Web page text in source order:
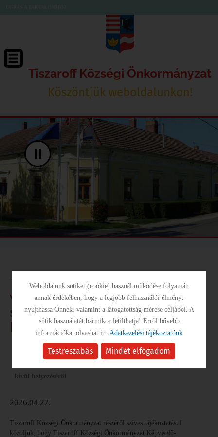
Tiszaroff Községi Önkormányzat
Köszöntjük weboldalunkon!
II
Tájékoztatás a helyi önazonosság
védelméről szóló 17/2025. (XII.15.)
számú önkormányzati rendelet
hatályon kívül helyezéséről
Tájékoztatás a helyi önazonosság védelméről szóló
kívül helyezéséről
2026.04.27.
Tiszaroff Községi Önkormányzat részéről szíves tájékoztatásul
közöljük, hogy Tiszaroff Községi Önkormányzat Képviselő-
Mindet elfogadom
Testreszabás
Weboldalunk sütiket (cookie) használ működése folyamán
annak érdekében, hogy a legjobb felhasználói élményt
nyújthassa Önnek, valamint a látogatottság mérése céljából. A
sütik használatát bármikor letilthatja! Erről bővebb
információkat olvashat itt: Adatkezelési tájékoztatónk